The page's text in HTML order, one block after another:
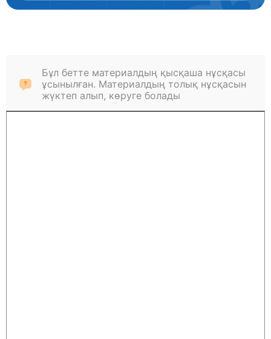
Бұл бетте материалдың қысқаша нұсқасы
ұсынылған. Материалдың толық нұсқасын
жүктеп алып, көруге болады